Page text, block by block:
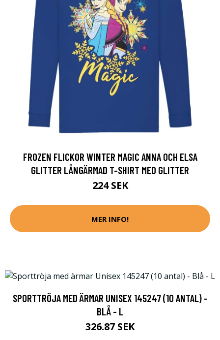
FROZEN FLICKOR WINTER MAGIC ANNA OCH ELSA
GLITTER LÅNGÄRMAD T-SHIRT MED GLITTER
224 SEK
MER INFO!
SPORTTRÖJA MED ÄRMAR UNISEX 145247 (10 ANTAL) -
BLÅ - L
326.87 SEK